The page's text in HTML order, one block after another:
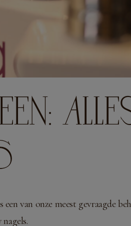
van onze meest gevraagde